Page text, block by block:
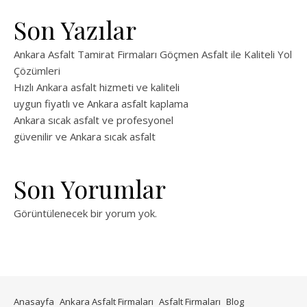
Son Yazılar
Ankara Asfalt Tamirat Firmaları Göçmen Asfalt ile Kaliteli Yol
Çözümleri
Hızlı Ankara asfalt hizmeti ve kaliteli
uygun fiyatlı ve Ankara asfalt kaplama
Ankara sıcak asfalt ve profesyonel
güvenilir ve Ankara sıcak asfalt
Son Yorumlar
Görüntülenecek bir yorum yok.
Anasayfa Ankara Asfalt Firmaları Asfalt Firmaları Blog